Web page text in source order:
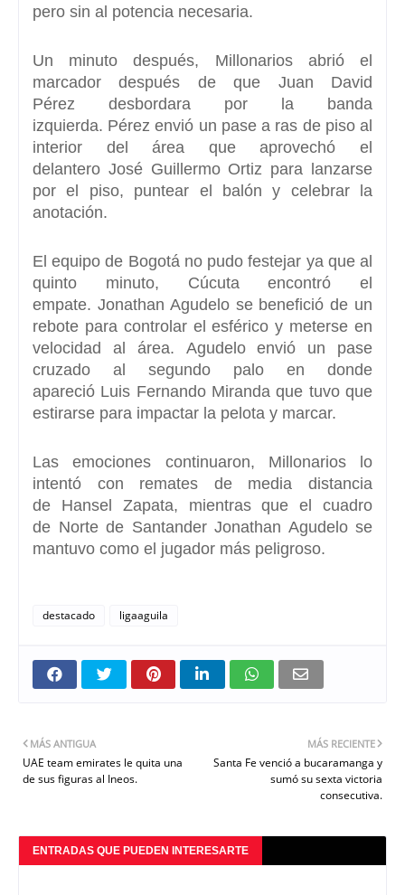
pero sin al potencia necesaria.
Un minuto después, Millonarios abrió el
marcador después de que Juan David
Pérez desbordara por la banda
izquierda. Pérezenvió un pase a ras de piso al
interior del área que aprovechó el
delantero José Guillermo Ortiz para lanzarse
por el piso, puntear el balón y celebrar la
anotación.
El equipo de Bogotá no pudo festejar ya que al
quinto minuto, Cúcutaencontró el
empate. Jonathan Agudelo se benefició de un
rebote para controlar el esférico y meterse en
velocidad al área. Agudeloenvió un pase
cruzado al segundo palo en donde
apareció Luis Fernando Miranda que tuvo que
estirarse para impactar la pelota y marcar.
Las emociones continuaron, Millonarios lo
intentó con remates de media distancia
de Hansel Zapata, mientras que el cuadro
de Norte de Santander Jonathan Agudelo se
mantuvo como el jugador más peligroso.
destacado ligaaguila
MÁS RECIENTE
Santa Fe venció a bucaramanga y
sumó su sexta victoria
consecutiva.
MÁS ANTIGUA
UAE team emirates le quita una
de sus figuras al Ineos.
ENTRADAS QUE PUEDEN INTERESARTE